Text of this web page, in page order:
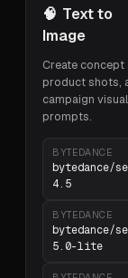
🧠 Text to
Image
Create concept
product shots,
campaign
prompts.
BYTEDANCE
bytedance/
4.5
BYTEDANCE
bytedance/
5.0-lite